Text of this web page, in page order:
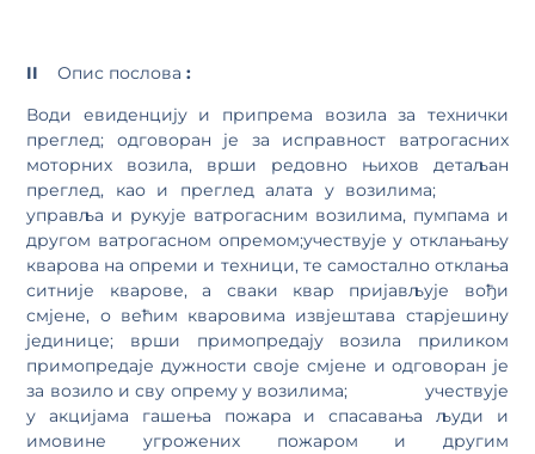
IIОпис послова :
Води евиденцију и припрема возила за технички
преглед; одговоран је за исправност ватрогасних
моторних возила, врши редовно њихов детаљан
преглед, као и преглед алата у возилима;
управља и рукује ватрогасним возилима, пумпама и
другом ватрогасном опремом;учествује у отклањању
кварова на опреми и техници, те самостално отклања
ситније кварове, а сваки квар пријављује вођи
смјене, о већим кваровима извјештава старјешину
јединице; врши примопредају возила приликом
примопредаје дужности своје смјене и одговоран је
за возило и сву опрему у возилима; учествује
у акцијама гашења пожара и спасавања људи и
имовине угрожених пожаром и другим